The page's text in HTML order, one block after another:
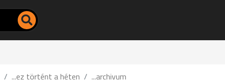
...ez történt a héten ...archivum